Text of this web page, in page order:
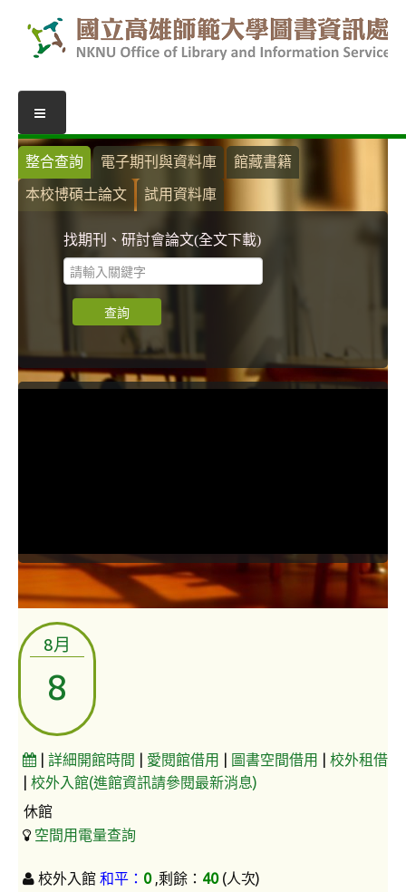
圖書服務
我的圖書館
借閱紀錄
圖書推薦
館際合作
活動報名
網路資訊安全
無線WiFi位置圖
校園郵件信箱
校園軟體
校園授權軟體
AI 應用/檢測工具
Google Workspace教育版
整合查詢 電子期刊與資料庫 館藏書籍
本校博碩士論文 試用資料庫
找期刊、研討會論文(全文下載)
8月
8
詳細開館時間 愛閱館借用 圖書空間借用
校外租借
校外入館(進館資訊請參閱最新消息)
休館
空間用電量查詢
校外入館 和平： 0 ,剩餘： 40(人次)